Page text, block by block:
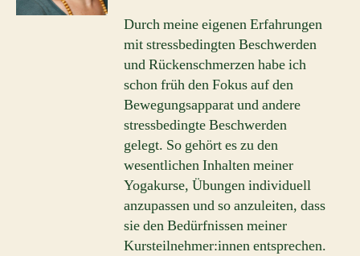
Durch meine eigenen Erfahrungen
mit stressbedingten Beschwerden
und Rückenschmerzen habe ich
schon früh den Fokus auf den
Bewegungsapparat und andere
stressbedingte Beschwerden
gelegt. So gehört es zu den
wesentlichen Inhalten meiner
Yogakurse, Übungen individuell
anzupassen und so anzuleiten, dass
sie den Bedürfnissen meiner
Kursteilnehmer:innen entsprechen.